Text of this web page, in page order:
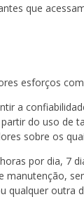
que
esforços
a
do uso de
sobre os
por dia, 7